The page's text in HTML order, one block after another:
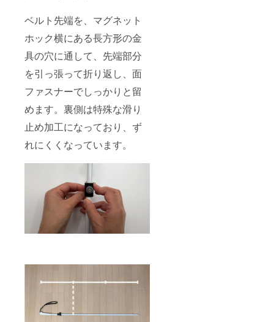
ベルト先端を、マグネット
ホック横にある長方形の金
具の穴に通して、先端部分
を引っ張って折り返し、面
ファスナーでしっかりと留
めます。裏側は特殊な滑り
止め加工になっており、ず
れにくくなっています。